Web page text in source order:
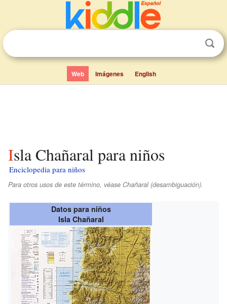
Web Imágenes English
Isla Chañaral para niños
Enciclopedia para niños
Para otros usos de este término, véase Chañaral (desambiguación).
Datos para niños
Isla Chañaral